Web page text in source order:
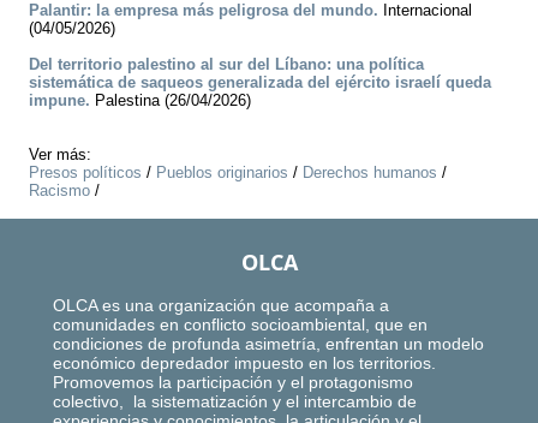
Palantir: la empresa más peligrosa del mundo. Internacional
(04/05/2026)
Del territorio palestino al sur del Líbano: una política
sistemática de saqueos generalizada del ejército israelí queda
impune. Palestina (26/04/2026)
Ver más:
Presos políticos / Pueblos originarios / Derechos humanos /
Racismo /
OLCA
OLCA es una organización que acompaña a
comunidades en conflicto socioambiental, que en
condiciones de profunda asimetría, enfrentan un modelo
económico depredador impuesto en los territorios.
Promovemos la participación y el protagonismo
colectivo, la sistematización y el intercambio de